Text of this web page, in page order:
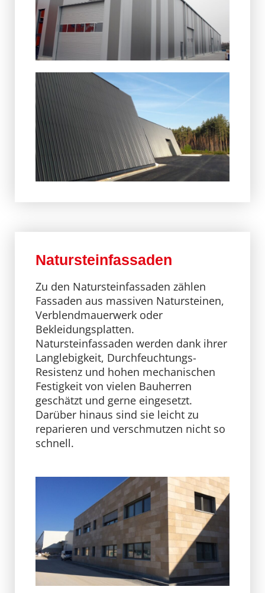
Natursteinfassaden
Zu den Natursteinfassaden zählen
Fassaden aus massiven Natursteinen,
Verblendmauerwerk oder
Bekleidungsplatten.
Natursteinfassaden werden dank ihrer
Langlebigkeit, Durchfeuchtungs-
Resistenz und hohen mechanischen
Festigkeit von vielen Bauherren
geschätzt und gerne eingesetzt.
Darüber hinaus sind sie leicht zu
reparieren und verschmutzen nicht so
schnell.